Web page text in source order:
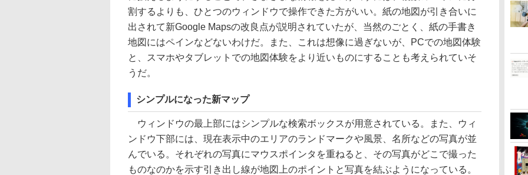
割するよりも、ひとつのウィンドウで操作できた方がいい。紙の地図が引き合いに
出されて新Google Mapsの改良点が説明されていたが、当然のごとく、紙の手書き
地図にはペインなどないわけだ。また、これは想像に過ぎないが、PCでの地図体験
と、スマホやタブレットでの地図体験をより近いものにすることも考えられていそ
うだ。
シンプルになった新マップ
ウィンドウの最上部にはシンプルな検索ボックスが用意されている。また、ウィ
ンドウ下部には、現在表示中のエリアのランドマークや風景、名所などの写真が並
んでいる。それぞれの写真にマウスポインタを重ねると、その写真がどこで撮った
ものなのかを示す引き出し線が地図上のポイントと写真を結ぶようになっている。